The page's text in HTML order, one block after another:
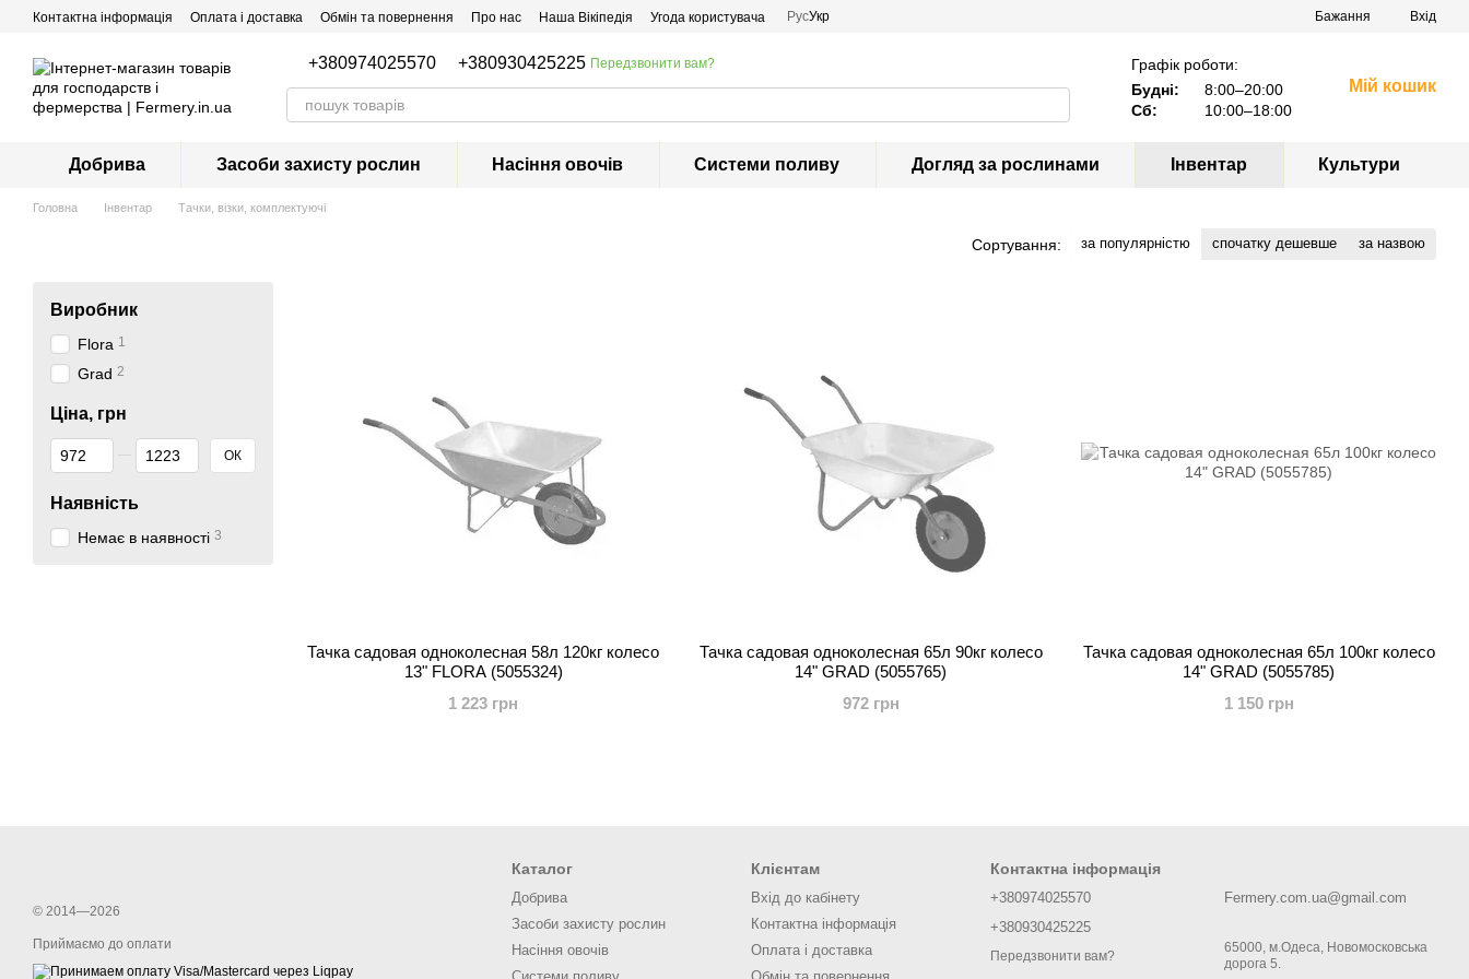
Перейти до основного контенту
Контактна інформація Оплата і доставка Обмін та повернення Про нас Наша Вікіпедія Угода користувача РусУкр Бажання Вхід
+380974025570 +380930425225 Передзвонити вам?
Графік роботи:
Будні:
8:00–20:00
Сб:
10:00–18:00
Мій кошик
Добрива Засоби захисту рослин Насіння овочів Системи поливу Догляд за рослинами Інвентар Культури
Головна Інвентар Тачки, візки, комплектуючі
Сортування: за популярністю спочатку дешевше за назвою
Тачка садовая одноколесная 58л 120кг колесо
13" FLORA (5055324)
1 223 грн
Тачка садовая одноколесная 65л 90кг колесо
14" GRAD (5055765)
972 грн
Тачка садовая одноколесная 65л 100кг колесо
14" GRAD (5055785)
1 150 грн
Виробник
Flora 1
Grad 2
Ціна, грн
Від Ціна, грн
До Ціна, грн ОК
Наявність
Немає в наявності 3
© 2014—2026
Приймаємо до оплати
Каталог
Добрива
Засоби захисту рослин
Насіння овочів
Клієнтам
Вхід до кабінету
Контактна інформація
Оплата і доставка
Контактна інформація
+380974025570
+380930425225
Передзвонити вам?
Fermery.com.ua@gmail.com
65000, м.Одеса, Новомосковська
дорога 5.